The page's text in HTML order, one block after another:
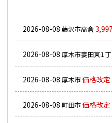
2026-08-08 藤沢市高倉
2026-08-08 厚木市妻田東１
2026-08-08 厚木市価格改定
2026-08-08 町田市価格改定